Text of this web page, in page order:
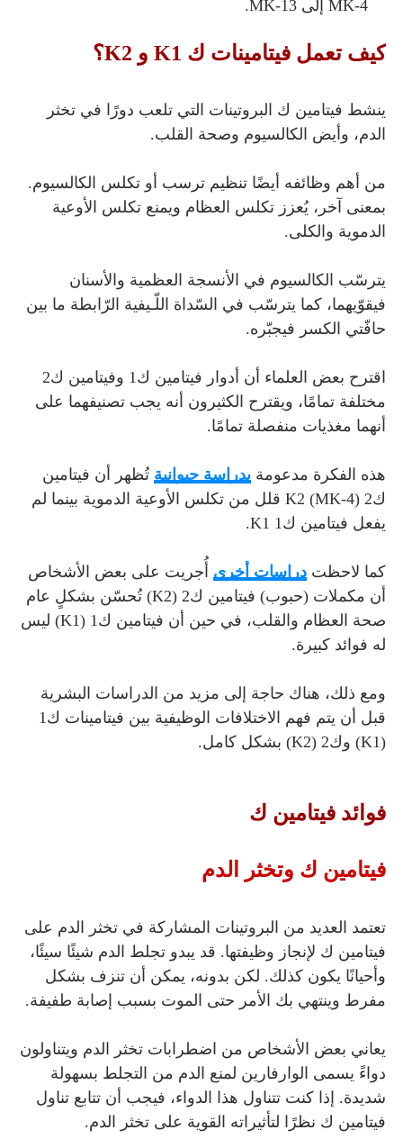
MK-4 إلى MK-13.
كيف تعمل فيتامينات ك K1 و K2؟
ينشط فيتامين ك البروتينات التي تلعب دورًا في تخثر
الدم، وأيض الكالسيوم وصحة القلب.
من أهم وظائفه أيضًا تنظيم ترسب أو تكلس الكالسيوم.
بمعنى آخر، يُعزز تكلس العظام ويمنع تكلس الأوعية
الدموية والكلى.
يترسّب الكالسيوم في الأنسجة العظمية والأسنان
فيقوّيهما، كما يترسّب في السّداة اللّـيفية الرّابطة ما بين
حافّتي الكسر فيجبّره.
اقترح بعض العلماء أن أدوار فيتامين ك1 وفيتامين ك2
مختلفة تمامًا، ويقترح الكثيرون أنه يجب تصنيفهما على
أنهما مغذيات منفصلة تمامًا.
هذه الفكرة مدعومة بدراسة حيوانية تُظهر أن فيتامين
ك2 K2 (MK-4) قلل من تكلس الأوعية الدموية بينما لم
يفعل فيتامين ك1 K1.
كما لاحظت دراسات أخرى أُجريت على بعض الأشخاص
أن مكملات (حبوب) فيتامين ك2 (K2) تُحسّن بشكلٍ عام
صحة العظام والقلب، في حين أن فيتامين ك1 (K1) ليس
له فوائد كبيرة.
ومع ذلك، هناك حاجة إلى مزيد من الدراسات البشرية
قبل أن يتم فهم الاختلافات الوظيفية بين فيتامينات ك1
(K1) وك2 (K2) بشكل كامل.
فوائد فيتامين ك
فيتامين ك وتخثر الدم
تعتمد العديد من البروتينات المشاركة في تخثر الدم على
فيتامين ك لإنجاز وظيفتها. قد يبدو تجلط الدم شيئًا سيئًا،
وأحيانًا يكون كذلك. لكن بدونه، يمكن أن تنزف بشكل
مفرط وينتهي بك الأمر حتى الموت بسبب إصابة طفيفة.
يعاني بعض الأشخاص من اضطرابات تخثر الدم ويتناولون
دواءً يسمى الوارفارين لمنع الدم من التجلط بسهولة
شديدة. إذا كنت تتناول هذا الدواء، فيجب أن تتابع تناول
فيتامين ك نظرًا لتأثيراته القوية على تخثر الدم.